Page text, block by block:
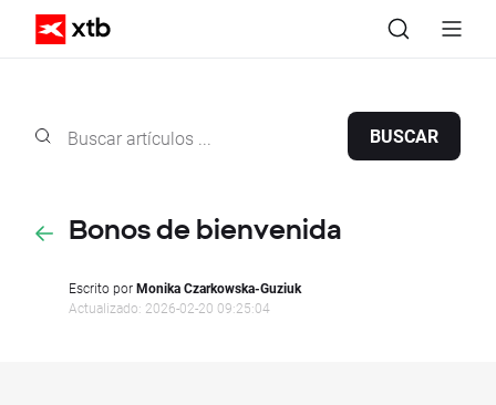
BUSCAR
Bonos de bienvenida
Escrito porMonika Czarkowska-Guziuk
Actualizado: 2026-02-20 09:25:04